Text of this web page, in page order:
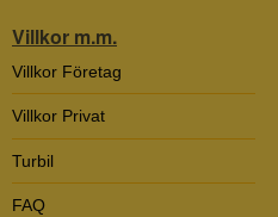
Villkor m.m.
Villkor Företag
Villkor Privat
Turbil
FAQ